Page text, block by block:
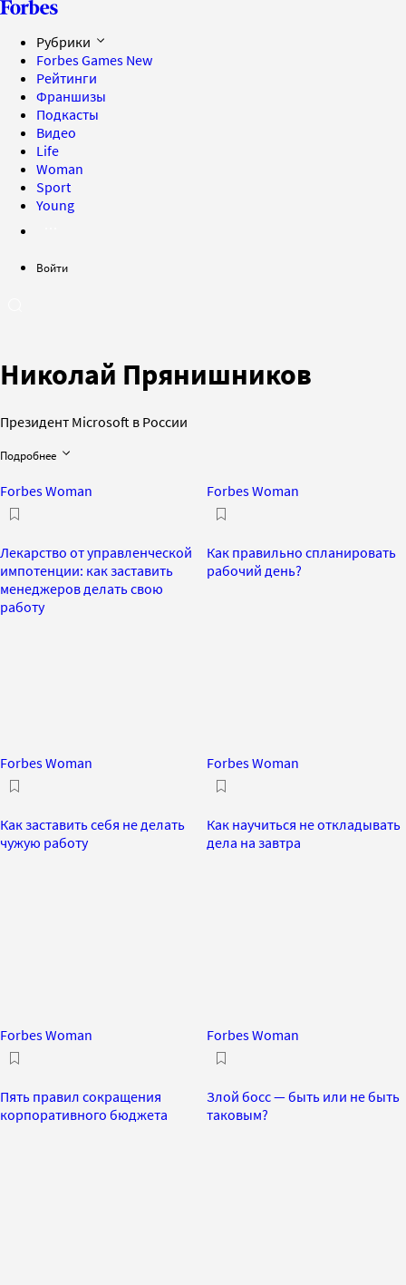
Рубрики
Forbes Games New
Рейтинги
Франшизы
Подкасты
Видео
Life
Woman
Sport
Young
Войти
Николай Прянишников
Президент Microsoft в России
Подробнее
Forbes Woman
Лекарство от управленческой
импотенции: как заставить
менеджеров делать свою
работу
Forbes Woman
Как правильно спланировать
рабочий день?
Forbes Woman
Как заставить себя не делать
чужую работу
Forbes Woman
Как научиться не откладывать
дела на завтра
Forbes Woman
Пять правил сокращения
корпоративного бюджета
Forbes Woman
Злой босс — быть или не быть
таковым?